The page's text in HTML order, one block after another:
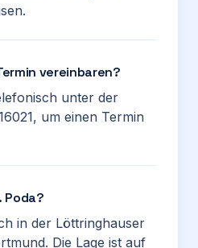
vereinbaren?
unter der
um einen Termin
Poda?
in der Löttringhauser
Die Lage ist auf